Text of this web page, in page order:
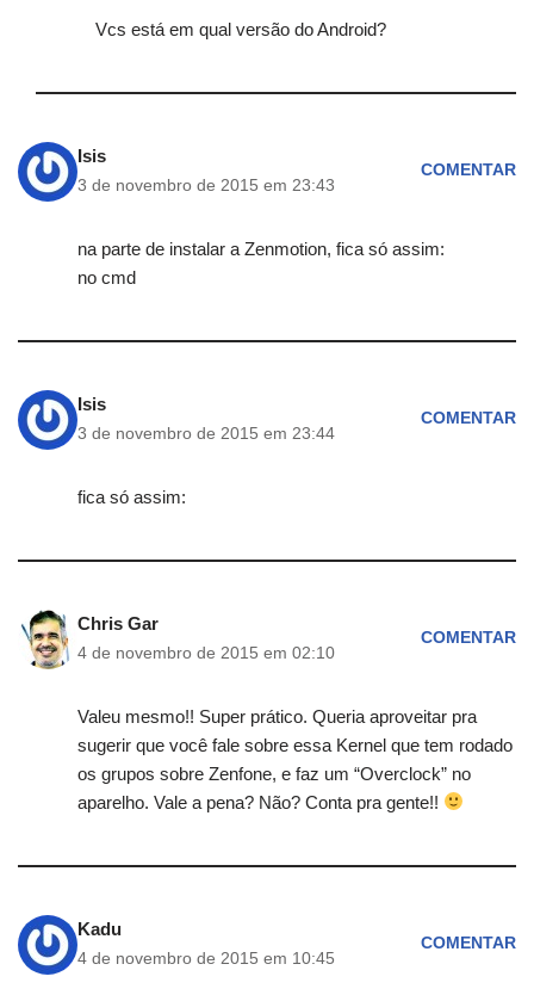
Vcs está em qual versão do Android?
Isis
3 de novembro de 2015 em 23:43
COMENTAR
na parte de instalar a Zenmotion, fica só assim:
no cmd
Isis
3 de novembro de 2015 em 23:44
COMENTAR
fica só assim:
Chris Gar
4 de novembro de 2015 em 02:10
COMENTAR
Valeu mesmo!! Super prático. Queria aproveitar pra
sugerir que você fale sobre essa Kernel que tem rodado
os grupos sobre Zenfone, e faz um “Overclock” no
aparelho. Vale a pena? Não? Conta pra gente!!
Kadu
4 de novembro de 2015 em 10:45
COMENTAR